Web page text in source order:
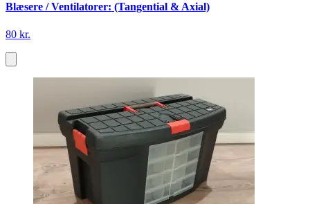
Blæsere / Ventilatorer: (Tangential & Axial)
80 kr.